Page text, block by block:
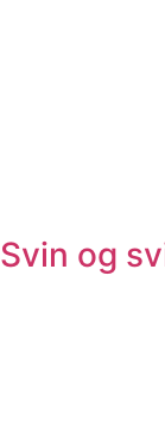
Svin og